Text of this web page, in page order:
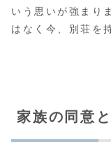
いう思いが強まり
はなく今、別荘を
家族の同意